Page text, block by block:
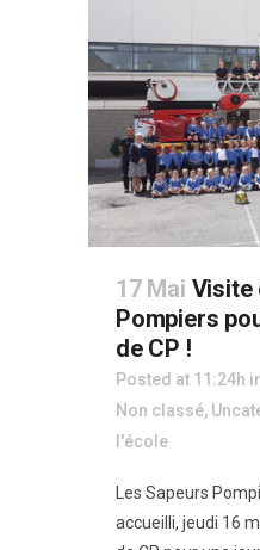
17 Mai Visite
Pompiers
de CP !
Posted at 11:24h
Non classé,
l'école
Les Sapeurs
accueilli, jeudi 16